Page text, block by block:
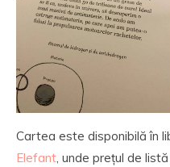
Cartea este disponibilă în
Elefant, unde prețul de